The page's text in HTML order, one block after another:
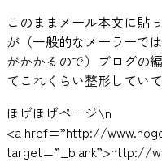
このままメール本文に貼
が（一般的なメーラーで
がかかるので）ブログの
てこれくらい整形していて
ほげほげページ\n
<a href=”http://
target=”_blank”>http://